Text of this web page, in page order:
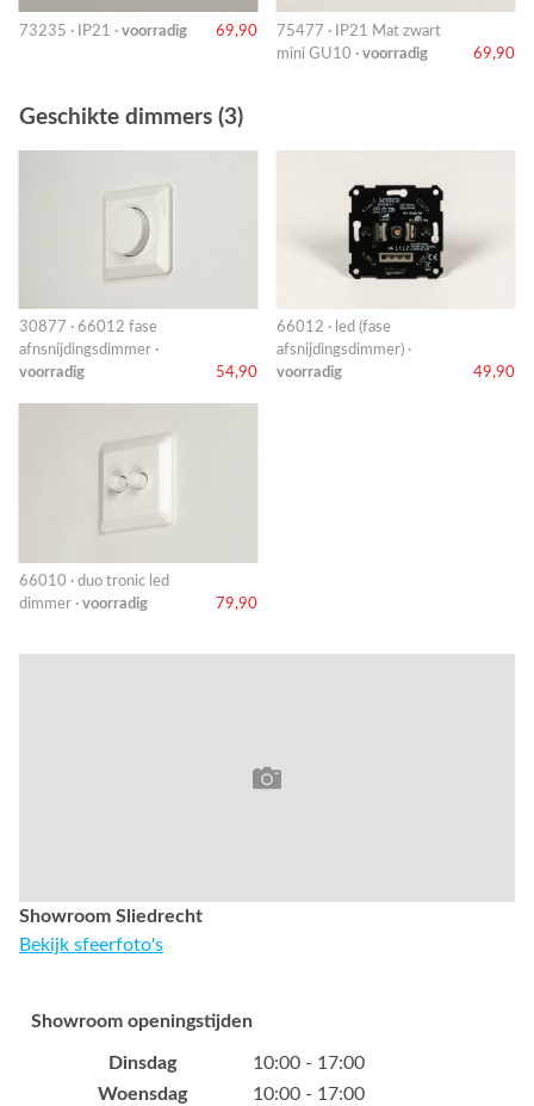
73235 · IP21 · voorradig 69,90
75477 · IP21 Mat zwart
mini GU10 · voorradig 69,90
Geschikte dimmers (3)
30877 · 66012 fase
afnsnijdingsdimmer ·
voorradig
54,90
66012 · led (fase
afsnijdingsdimmer) ·
voorradig
49,90
66010 · duo tronic led
dimmer · voorradig 79,90
Showroom Sliedrecht
Bekijk sfeerfoto's
Showroom openingstijden
Dinsdag
10:00 - 17:00
Woensdag
10:00 - 17:00